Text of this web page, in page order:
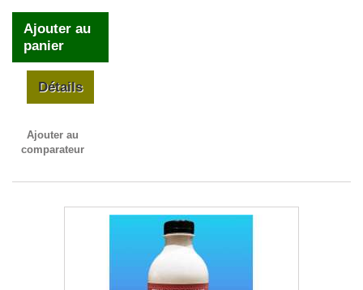
Ajouter au
panier
Détails
Ajouter au
comparateur